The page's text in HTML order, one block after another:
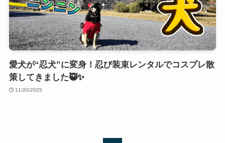
愛犬が“忍犬”に変身！忍び装束レンタルでコスプレ散
策してきました🥷✨
11/20/2025